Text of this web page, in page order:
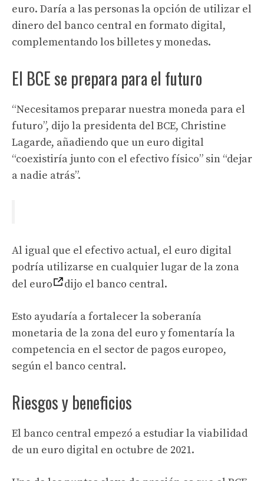
euro. Daría a las personas la opción de utilizar el
dinero del banco central en formato digital,
complementando los billetes y monedas.
El BCE se prepara para el futuro
“Necesitamos preparar nuestra moneda para el
futuro”, dijo la presidenta del BCE, Christine
Lagarde, añadiendo que un euro digital
“coexistiría junto con el efectivo físico” sin “dejar
a nadie atrás”.
Al igual que el efectivo actual, el euro digital
podría utilizarse en cualquier lugar de la zona
del euro
dijo el banco central.
Esto ayudaría a fortalecer la soberanía
monetaria de la zona del euro y fomentaría la
competencia en el sector de pagos europeo,
según el banco central.
Riesgos y beneficios
El banco central empezó a estudiar la viabilidad
de un euro digital en octubre de 2021.